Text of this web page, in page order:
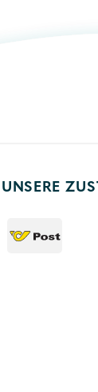
UNSERE